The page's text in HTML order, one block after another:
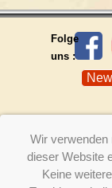
Wir verwenden
dieser Website
Keine
Folge
uns :
New s
Auftritte
Discographie
Kontakt